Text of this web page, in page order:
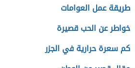
طريقة عمل العوامات
خواطر عن الحب قصيرة
كم سعرة حرارية في الجزر